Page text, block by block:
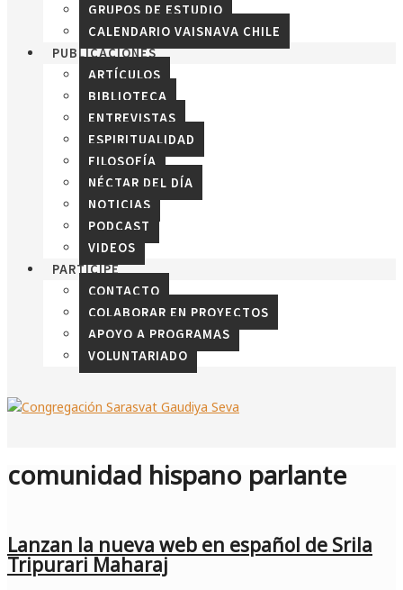
GRUPOS DE ESTUDIO
CALENDARIO VAISNAVA CHILE
PUBLICACIONES
ARTÍCULOS
BIBLIOTECA
ENTREVISTAS
ESPIRITUALIDAD
FILOSOFÍA
NÉCTAR DEL DÍA
NOTICIAS
PODCAST
VIDEOS
PARTICIPE
CONTACTO
COLABORAR EN PROYECTOS
APOYO A PROGRAMAS
VOLUNTARIADO
comunidad hispano parlante
Lanzan la nueva web en español de Srila
Tripurari Maharaj